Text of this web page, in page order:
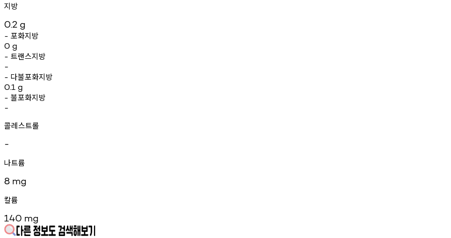
지방
0.2 g
- 포화지방
0 g
- 트랜스지방
-
- 다불포화지방
0.1 g
- 불포화지방
-
콜레스트롤
-
나트륨
8 mg
칼륨
140 mg